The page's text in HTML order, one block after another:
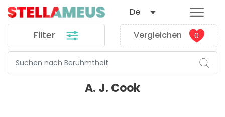
Filter Vergleichen 0
De
A. J. Cook